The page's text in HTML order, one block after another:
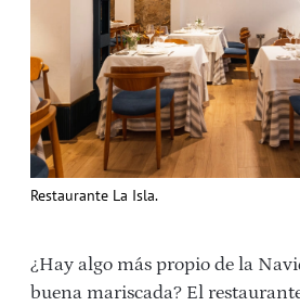
Restaurante La Isla.
¿Hay algo más propio de la
buena mariscada? El